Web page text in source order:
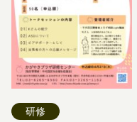
研修